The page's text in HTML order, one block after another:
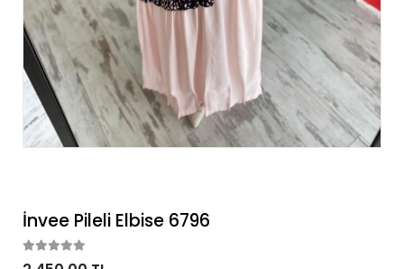
İnvee Pileli Elbise 6796